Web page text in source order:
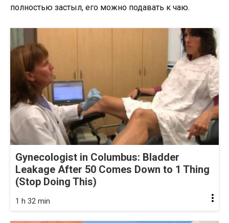
полностью застыл, его можно подавать к чаю.
Gynecologist in Columbus: Bladder
Leakage After 50 Comes Down to 1 Thing
(Stop Doing This)
1 h 32 min